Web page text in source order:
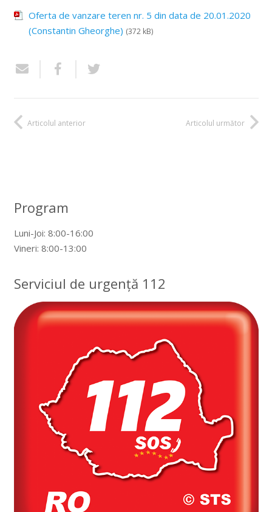
Oferta de vanzare teren nr. 5 din data de 20.01.2020
(Constantin Gheorghe) (372 kB)
Articolul anterior Articolul următor
Program
Luni-Joi: 8:00-16:00
Vineri: 8:00-13:00
Serviciul de urgență 112